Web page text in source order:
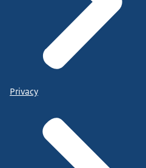
Privacy